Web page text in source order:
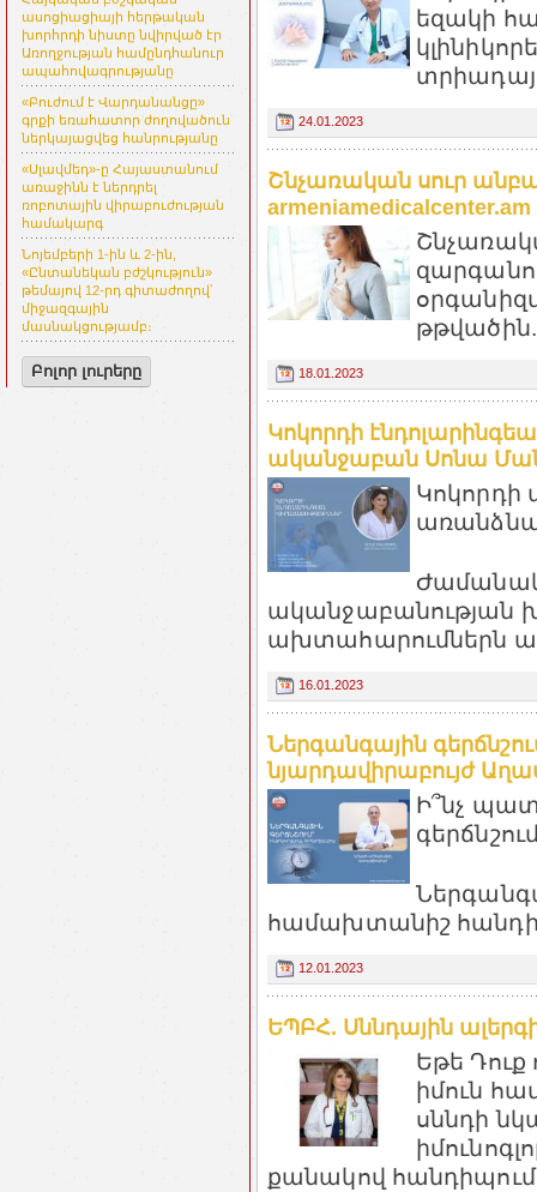
ասոցիացիայի հերթական
խորհրդի նիստը նվիրված էր
Առողջության համընդհանուր
ապահովագրությանը
«Բուժում է Վարդանանցը»
գրքի եռահատոր ժողովածուն
ներկայացվեց հանրությանը
«Սլավմեդ»-ը Հայաստանում
առաջինն է ներդրել
ռոբոտային վիրաբուժության
համակարգ
Նոյեմբերի 1-ին և 2-ին,
«Ընտանեկան բժշկություն»
թեմայով 12-րդ գիտաժողով՝
միջազգային
մասնակցությամբ։
Բոլոր լուրերը
եզակի
24.01.2023
Շնչառական սուր
armeniamedicalcenter.am
18.01.2023
Կոկորդի
ականջաբան Սոնա
ականջաբանության
ախտահարումներն
16.01.2023
Ներգանգային
նյարդավիրաբույժ
Ի՞նչ
համախտանիշ
12.01.2023
ԵՊԲՀ. Սննդային
Եթե Դուք
իմուն
սննդի
քանակով հանդիպում